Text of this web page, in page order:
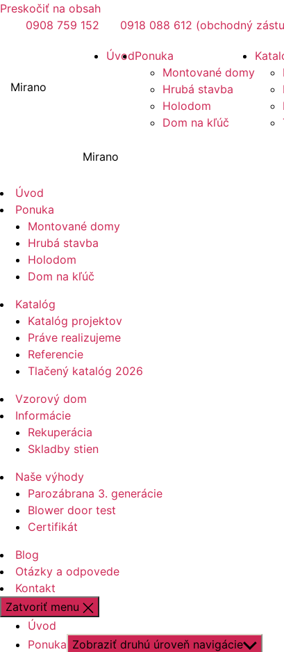
Preskočiť na obsah
0908 759 152
0918 088 612 (obchodný
Mirano
ÚvodPonuka
Montované domy
Hrubá stavba
Holodom
Dom na kľúč
Mirano
Úvod
Ponuka
Montované domy
Hrubá stavba
Holodom
Dom na kľúč
Katalóg
Katalóg projektov
Práve realizujeme
Referencie
Tlačený katalóg 2026
Vzorový dom
Informácie
Rekuperácia
Skladby stien
Naše výhody
Parozábrana 3. generácie
Blower door test
Certifikát
Blog
Otázky a odpovede
Kontakt
Zatvoriť menu
Úvod
Ponuka Zobraziť druhú úroveň navigácie